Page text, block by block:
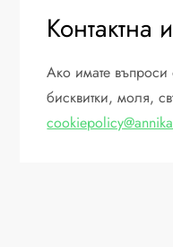
Контактна
Ако имате въпроси
бисквитки, моля,